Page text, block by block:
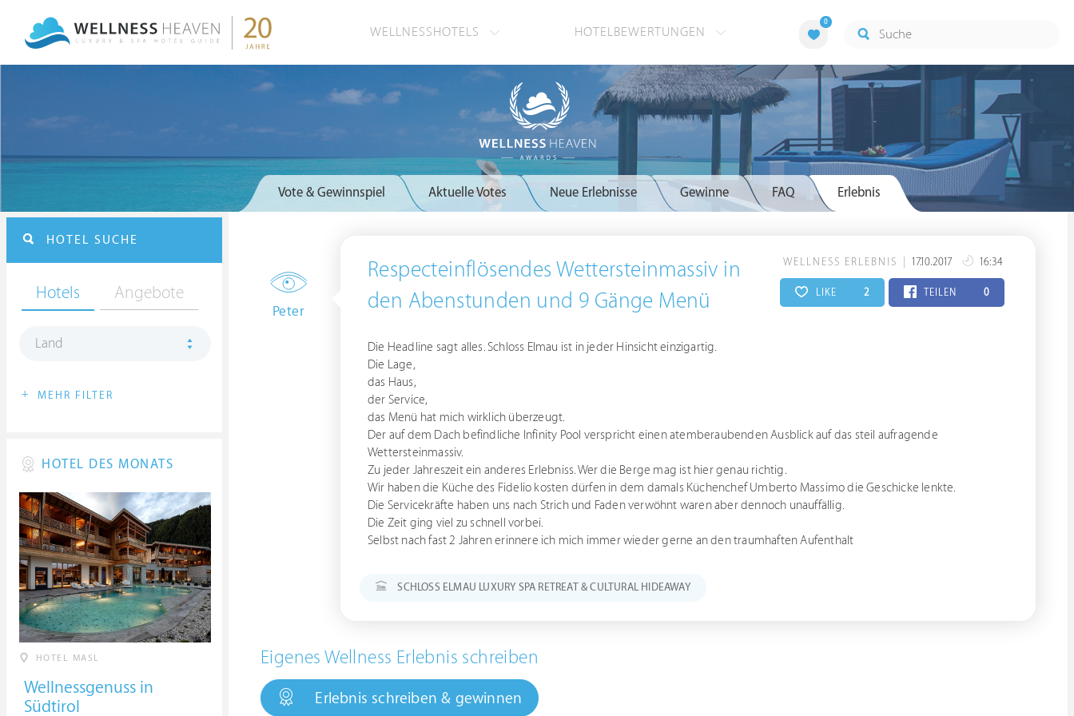
WELLNESSHOTELS HOTELBEWERTUNGEN
0
Vote & Gewinnspiel Aktuelle Votes Neue Erlebnisse Gewinne FAQ Erlebnis
Peter
WELLNESS ERLEBNIS 17.10.2017 16:34
LIKE 2 TEILEN 0
Respecteinflösendes Wettersteinmassiv in
den Abenstunden und 9 Gänge Menü
Die Headline sagt alles. Schloss Elmau ist in jeder Hinsicht einzigartig.
Die Lage,
das Haus,
der Service,
das Menü hat mich wirklich überzeugt.
Der auf dem Dach befindliche Infinity Pool verspricht einen atemberaubenden Ausblick auf das steil aufragende
Wettersteinmassiv.
Zu jeder Jahreszeit ein anderes Erlebniss. Wer die Berge mag ist hier genau richtig.
Wir haben die Küche des Fidelio kosten dürfen in dem damals Küchenchef Umberto Massimo die Geschicke lenkte.
Die Servicekräfte haben uns nach Strich und Faden verwöhnt waren aber dennoch unauffällig.
Die Zeit ging viel zu schnell vorbei.
Selbst nach fast 2 Jahren erinnere ich mich immer wieder gerne an den traumhaften Aufenthalt
SCHLOSS ELMAU LUXURY SPA RETREAT & CULTURAL HIDEAWAY
Eigenes Wellness Erlebnis schreiben
Erlebnis schreiben & gewinnen
HOTEL SUCHE
Hotels Angebote
Land
+ MEHR FILTER
HOTEL DES MONATS
HOTEL MASL
Wellnessgenuss in
Südtirol